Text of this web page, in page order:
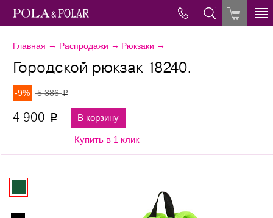
Главная → Распродажи → Рюкзаки →
Городской рюкзак 18240.
-9% 5 386p
4 900 p В корзину
Купить в 1 клик